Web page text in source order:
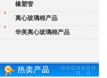
橡塑管
离心玻璃棉产品
华美离心玻璃棉产品